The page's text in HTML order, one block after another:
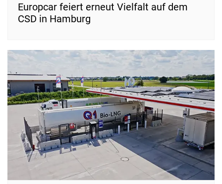
Europcar feiert erneut Vielfalt auf dem
CSD in Hamburg